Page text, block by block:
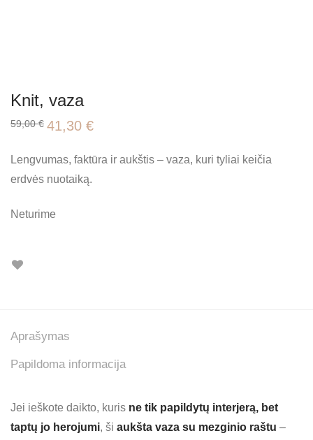
Knit, vaza
59,00€ Original
price
59,00 €.
41,30 €Current
41,30 €.
Lengvumas, faktūra ir aukštis – vaza, kuri tyliai keičia
erdvės nuotaiką.
Neturime
Aprašymas
Papildoma informacija
Jei ieškote daikto, kuris ne tik papildytų interjerą, bet
taptų jo herojumi, ši aukšta vaza su mezginio raštu –